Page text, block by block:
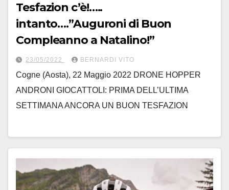
Tesfazion c’è!…..
intanto….”Auguroni di Buon
Compleanno a Natalino!”
23/05/2022 BERNARDI VITO
Cogne (Aosta), 22 Maggio 2022 DRONE HOPPER
ANDRONI GIOCATTOLI: PRIMA DELL’ULTIMA
SETTIMANA ANCORA UN BUON TESFAZION